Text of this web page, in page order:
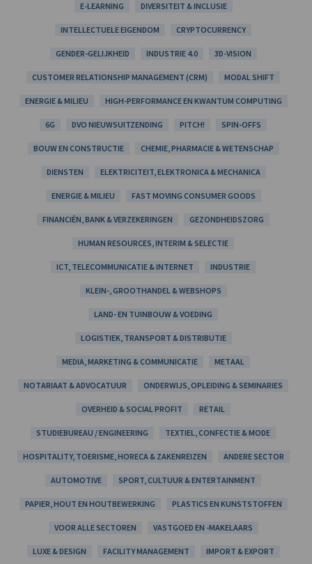
E-LEARNING DIVERSITEIT & INCLUSIE
INTELLECTUELE EIGENDOM CRYPTOCURRENCY
GENDER-GELIJKHEID INDUSTRIE 4.0 3D-VISION
CUSTOMER RELATIONSHIP MANAGEMENT (CRM) MODAL SHIFT
ENERGIE & MILIEU HIGH-PERFORMANCE EN KWANTUM COMPUTING
6G DVO NIEUWSUITZENDING PITCH! SPIN-OFFS
BOUW EN CONSTRUCTIE CHEMIE, PHARMACIE & WETENSCHAP
DIENSTEN ELEKTRICITEIT, ELEKTRONICA & MECHANICA
ENERGIE & MILIEU FAST MOVING CONSUMER GOODS
FINANCIËN, BANK & VERZEKERINGEN GEZONDHEIDSZORG
HUMAN RESOURCES, INTERIM & SELECTIE
ICT, TELECOMMUNICATIE & INTERNET INDUSTRIE
KLEIN-, GROOTHANDEL & WEBSHOPS
LAND- EN TUINBOUW & VOEDING
LOGISTIEK, TRANSPORT & DISTRIBUTIE
MEDIA, MARKETING & COMMUNICATIE METAAL
NOTARIAAT & ADVOCATUUR ONDERWIJS, OPLEIDING & SEMINARIES
OVERHEID & SOCIAL PROFIT RETAIL
STUDIEBUREAU / ENGINEERING TEXTIEL, CONFECTIE & MODE
HOSPITALITY, TOERISME, HORECA & ZAKENREIZEN ANDERE SECTOR
AUTOMOTIVE SPORT, CULTUUR & ENTERTAINMENT
PAPIER, HOUT EN HOUTBEWERKING PLASTICS EN KUNSTSTOFFEN
VOOR ALLE SECTOREN VASTGOED EN -MAKELAARS
LUXE & DESIGN FACILITY MANAGEMENT IMPORT & EXPORT